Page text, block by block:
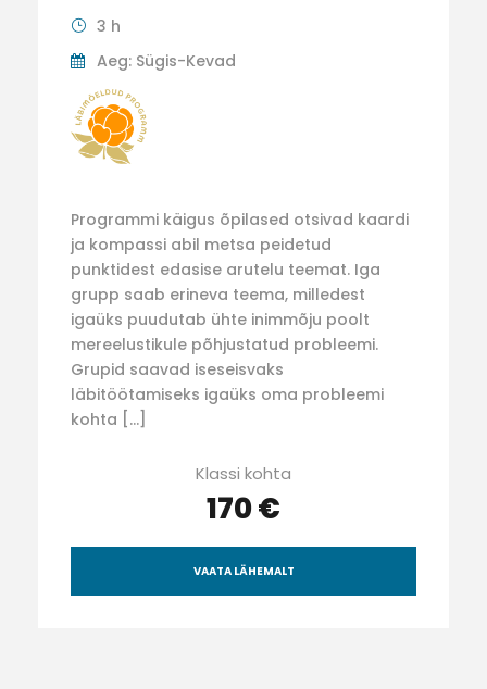
3 h
Aeg: Sügis-Kevad
Programmi käigus õpilased otsivad kaardi
ja kompassi abil metsa peidetud
punktidest edasise arutelu teemat. Iga
grupp saab erineva teema, milledest
igaüks puudutab ühte inimmõju poolt
mereelustikule põhjustatud probleemi.
Grupid saavad iseseisvaks
läbitöötamiseks igaüks oma probleemi
kohta […]
Klassi kohta
170 €
VAATA LÄHEMALT